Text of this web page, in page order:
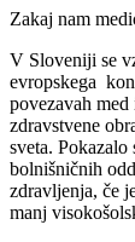
Zakaj nam
V Sloveniji se
evropskega
povezavah
zdravstvene
sveta.
bolnišničnih
zdravljenja, če
manj